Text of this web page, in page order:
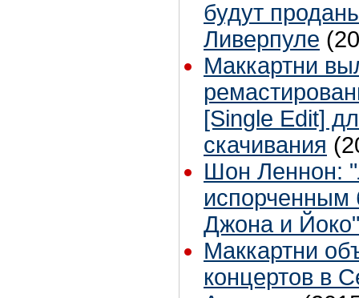
будут
Ливерпуле
Маккартни
[Single Edit]
скачивания
Шон Леннон:
испорченным
Джона и Йоко"
Маккартни
концертов в